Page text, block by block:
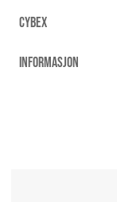
CYBEX
INFORMASJON